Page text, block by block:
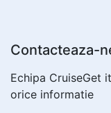
Contacteaza-
Echipa CruiseGet
orice informatie